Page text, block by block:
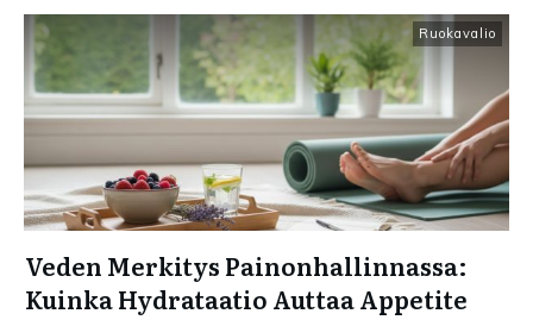
Ruokavalio
Veden Merkitys Painonhallinnassa:
Kuinka Hydrataatio Auttaa Appetite